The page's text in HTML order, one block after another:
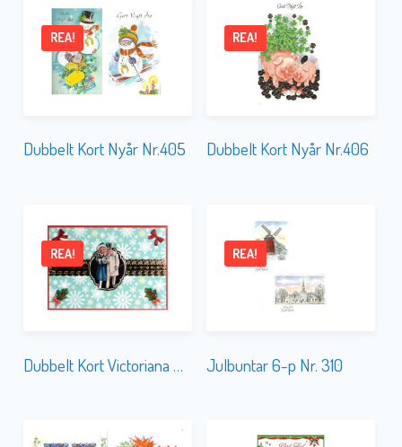
Dubbelt Kort Nyår Nr.405
REA!
Dubbelt Kort Nyår Nr.406
REA!
Dubbelt Kort Victoriana Children 5674
REA!
Julbuntar 6-p Nr. 310
REA!